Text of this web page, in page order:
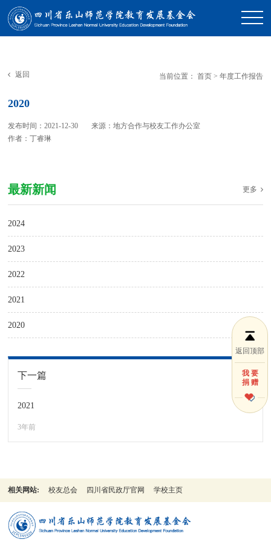
返回 当前位置： 首页> 年度工作报告
2020
发布时间：2021-12-30
来源：地方合作与校友工作办公室
作者：丁睿琳
最新新闻 更多
2024
2023
2022
2021
2020
下一篇
2021
3年前
相关网站: 校友总会 四川省民政厅官网 学校主页
返回顶部
我 要
捐 赠